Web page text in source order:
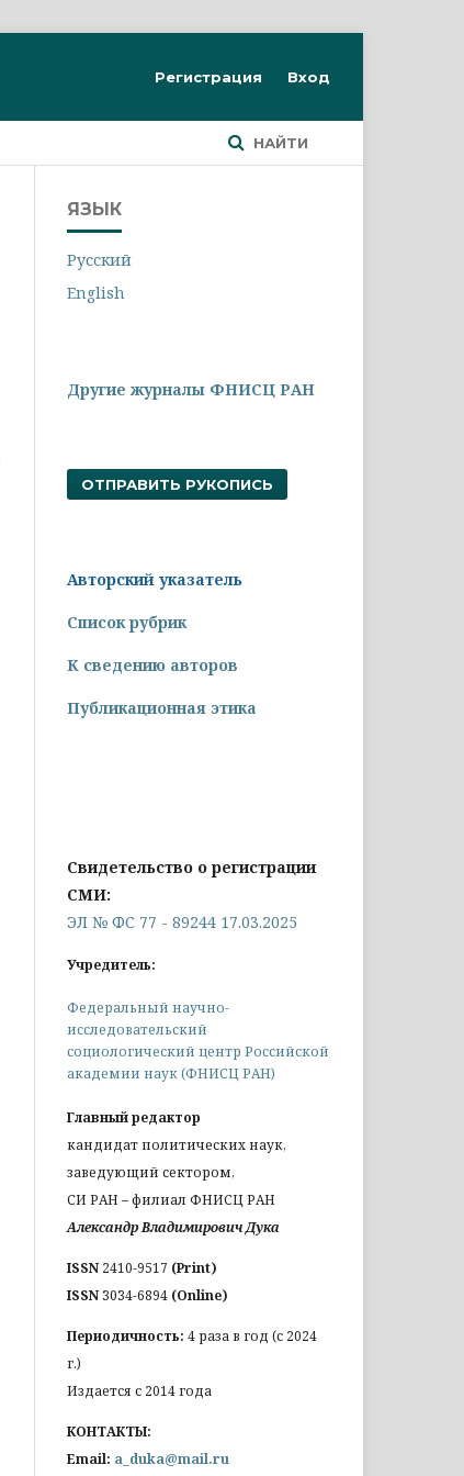
НАЙТИ
Регистрация Вход
ЯЗЫК
Русский
English
Другие журналы ФНИСЦ РАН
ОТПРАВИТЬ РУКОПИСЬ
Авторский указатель
Список рубрик
К сведению авторов
Публикационная этика
Свидетельство о регистрации
СМИ:
ЭЛ № ФС 77 - 89244 17.03.2025
Учредитель:
Федеральный научно-
исследовательский
социологический центр Российской
академии наук (ФНИСЦ РАН)
Главный редактор
кандидат политических наук,
заведующий сектором,
СИ РАН – филиал ФНИСЦ РАН
Александр Владимирович Дука
ISSN 2410-9517 (Print)
ISSN3034-6894 (Online)
Периодичность: 4 раза в год (с 2024
г.)
Издается с 2014 года
КОНТАКТЫ:
Email: a_duka@mail.ru